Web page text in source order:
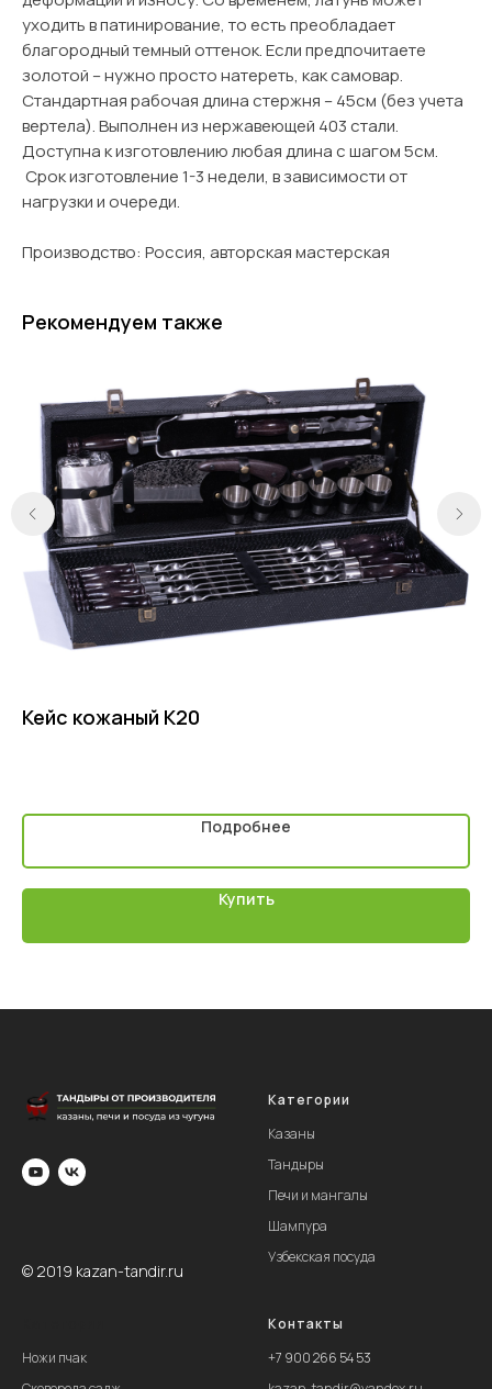
уходить в патинирование, то есть преобладает
благородный темный оттенок. Если предпочитаете
золотой – нужно просто натереть, как самовар.
Стандартная рабочая длина стержня – 45см (без учета
вертела). Выполнен из нержавеющей 403 стали.
Доступна к изготовлению любая длина с шагом 5см.
Срок изготовление 1-3 недели, в зависимости от
нагрузки и очереди.
Производство: Россия, авторская мастерская
Рекомендуем также
Кейс кожаный К20
Подробнее
Купить
© 2019 kazan-tandir.ru
Категории
Казаны
Тандыры
Печи и мангалы
Шампура
Узбекская посуда
Ножи пчак
Контакты
+7 900 266 54 53